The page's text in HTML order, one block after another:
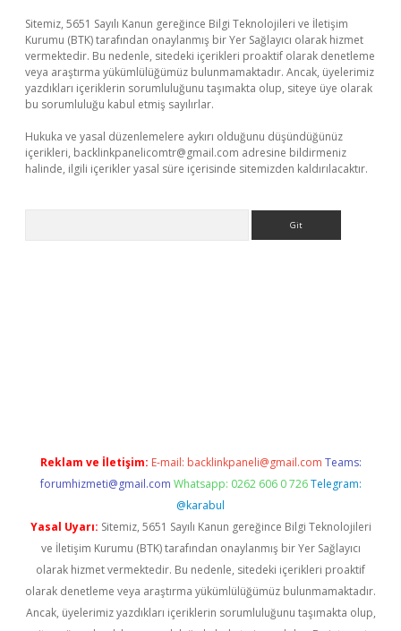
Sitemiz, 5651 Sayılı Kanun gereğince Bilgi Teknolojileri ve İletişim
Kurumu (BTK) tarafından onaylanmış bir Yer Sağlayıcı olarak hizmet
vermektedir. Bu nedenle, sitedeki içerikleri proaktif olarak denetleme
veya araştırma yükümlülüğümüz bulunmamaktadır. Ancak, üyelerimiz
yazdıkları içeriklerin sorumluluğunu taşımakta olup, siteye üye olarak
bu sorumluluğu kabul etmiş sayılırlar.
Hukuka ve yasal düzenlemelere aykırı olduğunu düşündüğünüz
içerikleri, backlinkpanelicomtr@gmail.com adresine bildirmeniz
halinde, ilgili içerikler yasal süre içerisinde sitemizden kaldırılacaktır.
Reklam ve İletişim: E-mail: backlinkpaneli@gmail.com Teams:
forumhizmeti@gmail.com Whatsapp: 0262 606 0 726 Telegram:
@karabul
Yasal Uyarı: Sitemiz, 5651 Sayılı Kanun gereğince Bilgi Teknolojileri
ve İletişim Kurumu (BTK) tarafından onaylanmış bir Yer Sağlayıcı
olarak hizmet vermektedir. Bu nedenle, sitedeki içerikleri proaktif
olarak denetleme veya araştırma yükümlülüğümüz bulunmamaktadır.
Ancak, üyelerimiz yazdıkları içeriklerin sorumluluğunu taşımakta olup,